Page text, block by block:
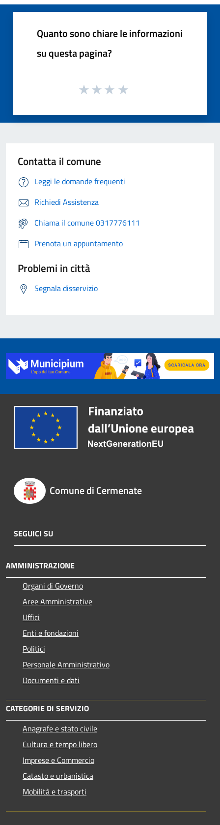
Quanto sono chiare le informazioni
su questa pagina?
Contatta il comune
Leggi le domande frequenti
Richiedi Assistenza
Chiama il comune 0317776111
Prenota un appuntamento
Problemi in città
Segnala disservizio
Comune di Cermenate
SEGUICI SU
AMMINISTRAZIONE
Organi di Governo
Aree Amministrative
Uffici
Enti e fondazioni
Politici
Personale Amministrativo
Documenti e dati
CATEGORIE DI SERVIZIO
Anagrafe e stato civile
Cultura e tempo libero
Imprese e Commercio
Catasto e urbanistica
Mobilità e trasporti